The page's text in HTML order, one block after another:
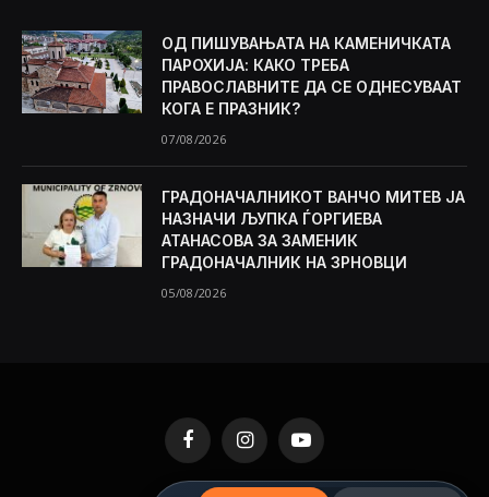
ОД ПИШУВАЊАТА НА КАМЕНИЧКАТА
ПАРОХИЈА: КАКО ТРЕБА
ПРАВОСЛАВНИТЕ ДА СЕ ОДНЕСУВААТ
КОГА Е ПРАЗНИК?
07/08/2026
ГРАДОНАЧАЛНИКОТ ВАНЧО МИТЕВ ЈА
НАЗНАЧИ ЉУПКА ЃОРГИЕВА
АТАНАСОВА ЗА ЗАМЕНИК
ГРАДОНАЧАЛНИК НА ЗРНОВЦИ
05/08/2026
FacebookInstagramYouTube